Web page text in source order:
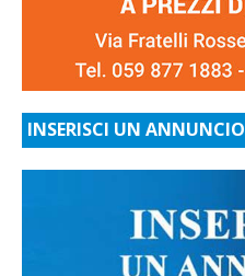
INSERISCI UN ANNUNCIO